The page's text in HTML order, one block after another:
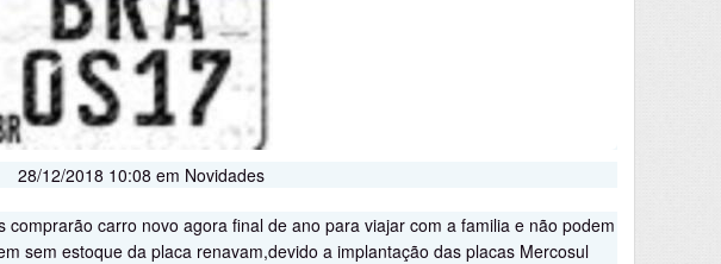
28/12/2018 10:08 em Novidades
carro novo agora final de ano para viajar com a familia e não podem
sem estoque da placa renavam,devido a implantação das placas Mercosul